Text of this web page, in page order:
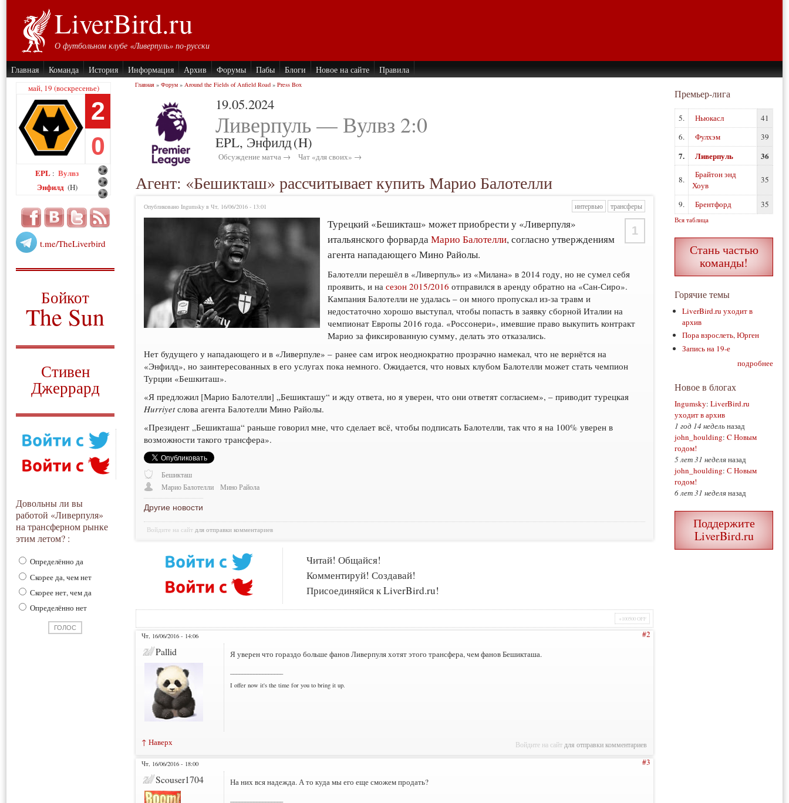
LiverBird.ru
О футбольном клубе «Ливерпуль» по-русски
Главная Команда История Информация Архив Форумы Пабы Блоги Новое на сайте Правила
май, 19 (воскресенье)
2
0
EPL : Вулвз
Энфилд (H)
t.me/TheLiverbird
Бойкот
The Sun
Стивен
Джеррард
Довольны ли вы
работой «Ливерпуля»
на трансферном рынке
этим летом? :
Определённо да
Скорее да, чем нет
Скорее нет, чем да
Определённо нет
Главная » Форум » Around the Fields of Anfield Road » Press Box
19.05.2024
Ливерпуль — Вулвз 2:0
EPL, Энфилд(H)
Обсуждение матча → Чат «для своих» →
Агент: «Бешикташ» рассчитывает купить Марио Балотелли
Опубликовано Ingumsky в Чт, 16/06/2016 - 13:01 интервью трансферы
1
Турецкий «Бешикташ» может приобрести у «Ливерпуля»
итальянского форвардаМарио Балотелли, согласно утверждениям
агента нападающего Мино Райолы.
Балотелли перешёл в «Ливерпуль» из «Милана» в 2014 году, но не сумел себя
проявить, и насезон 2015/2016 отправился в аренду обратно на «Сан-Сиро».
Кампания Балотелли не удалась – он много пропускал из-за травм и
недостаточно хорошо выступал, чтобы попасть в заявку сборной Италии на
чемпионат Европы 2016 года. «Россонери», имевшие право выкупить контракт
Марио за фиксированную сумму, делать это отказались.
Нет будущего у нападающего и в «Ливерпуле» – ранее сам игрок неоднократно прозрачно намекал, что не вернётся на
«Энфилд», но заинтересованных в его услугах пока немного. Ожидается, что новых клубом Балотелли может стать чемпион
Турции «Бешкиташ».
«Я предложил [Марио Балотелли] „Бешикташу“ и жду ответа, но я уверен, что они ответят согласием», – приводит турецкая
Hurriyetслова агента Балотелли Мино Райолы.
«Президент „Бешикташа“ раньше говорил мне, что сделает всё, чтобы подписать Балотелли, так что я на 100% уверен в
возможности такого трансфера».
Бешикташ
Марио Балотелли
Мино Райола
Другие новости
Войдите на сайт для отправки комментариев
Читай! Общайся!
Комментируй! Создавай!
Присоединяйся к LiverBird.ru!
+100500 OFF
Чт, 16/06/2016 - 14:06 #2
Pallid Я уверен что гораздо больше фанов Ливерпуля хотят этого трансфера, чем фанов Бешикташа.
I offer now it's the time for you to bring it up.
↑ Наверх Войдите на сайт для отправки комментариев
Чт, 16/06/2016 - 18:00 #3
Scouser1704 На них вся надежда. А то куда мы его еще сможем продать?
Премьер-лига
5. Ньюкасл
41
6.
Фулхэм 39
7. Ливерпуль 36
8.
Брайтон энд
Хоув
35
9. Брентфорд 35
Вся таблица
Стань частью
команды!
Горячие темы
LiverBird.ru уходит в
архив
Пора взрослеть, Юрген
Запись на 19-е
подробнее
Новое в блогах
Ingumsky: LiverBird.ru
уходит в архив
1 год 14 недельназад
john_houlding: C Новым
годом!
5 лет 31 неделяназад
john_houlding: С Новым
годом!
6 лет 31 неделяназад
Поддержите
LiverBird.ru